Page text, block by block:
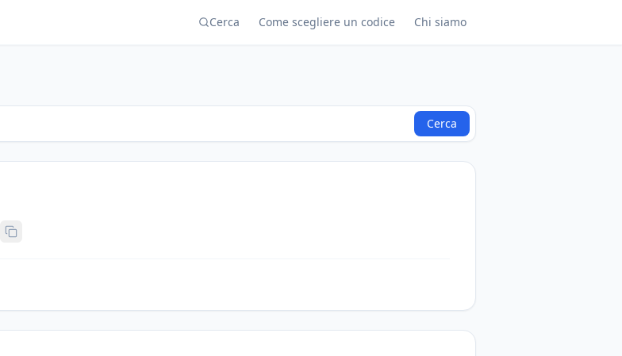
Cerca Come scegliere un codice Chi siamo
Cerca